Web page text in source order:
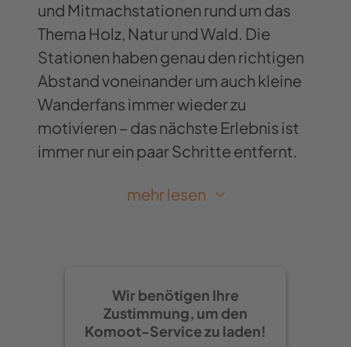
und Mitmachstationen rund um das
Thema Holz, Natur und Wald. Die
Stationen haben genau den richtigen
Abstand voneinander um auch kleine
Wanderfans immer wieder zu
motivieren – das nächste Erlebnis ist
immer nur ein paar Schritte entfernt.
Picknick im Bilderrahmen
Holz, die man braucht, um diesen
Würfel zu bauen, wächst in zwei
Stunden in den Wäldern rund um
mehr lesen
Wir benötigen Ihre
Zustimmung, um den
Komoot-Service zu laden!